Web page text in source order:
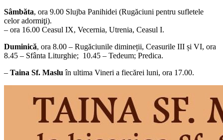
Sâmbăta, ora 9.00 Slujba Panihidei (Rugăciuni pentru sufletele
celor adormiţi).
– ora 16.00 Ceasul IX, Vecernia, Utrenia, Ceasul I.
Duminică, ora 8.00 – Rugăciunile dimineții, Ceasurile III și VI, ora
8.45 – Sfânta Liturghie; 10.45 – Tedeum; Predica.
– Taina Sf. Maslu în ultima Vineri a fiecărei luni, ora 17.00.